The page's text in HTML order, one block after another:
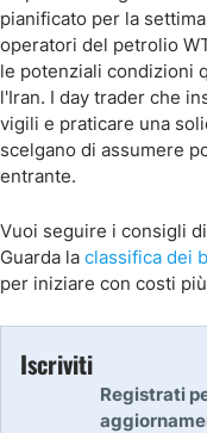
pianificato per la
operatori del petrolio
le potenziali condizioni
l'Iran. I day trader che
vigili e praticare una
scelgano di assumere
entrante.
Vuoi seguire i consigli
Guarda la classifica dei
per iniziare con costi
Iscriviti
Registrati